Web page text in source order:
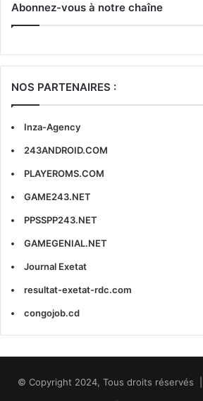
Abonnez-vous à notre chaîne
NOS PARTENAIRES :
Inza-Agency
243ANDROID.COM
PLAYEROMS.COM
GAME243.NET
PPSSPP243.NET
GAMEGENIAL.NET
Journal Exetat
resultat-exetat-rdc.com
congojob.cd
© Copyright 2024, Tous droits réservés |